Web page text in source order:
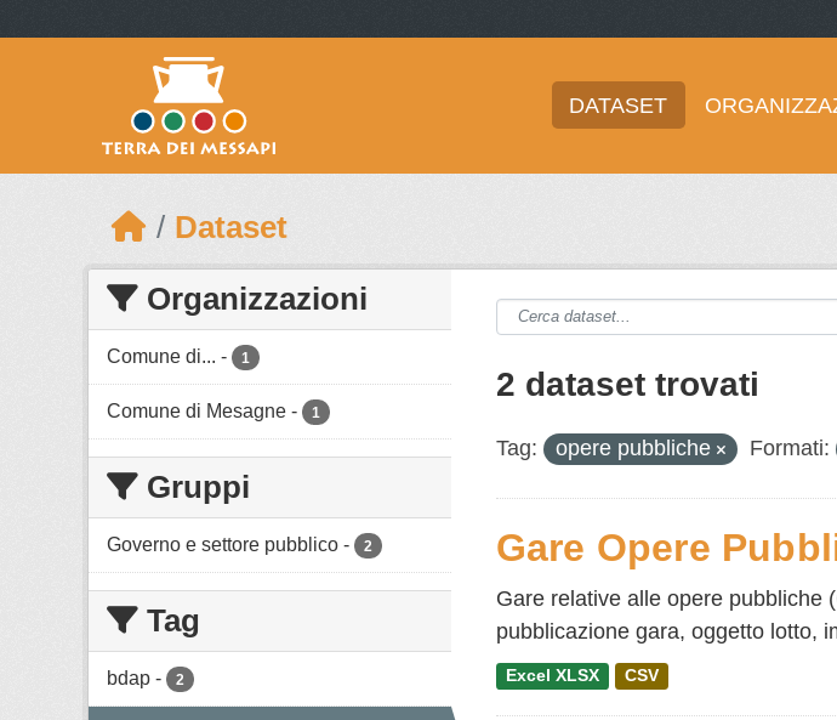
DATASET
Dataset
Organizzazioni
Comune di... - 1
Comune di Mesagne - 1
Gruppi
Governo e settore pubblico - 2
Tag
bdap - 2
2 dataset trovati
Tag: opere pubbliche Formati:
Gare Opere
Gare relative alle opere pubbliche
pubblicazione gara, oggetto lotto,
Excel XLSX CSV